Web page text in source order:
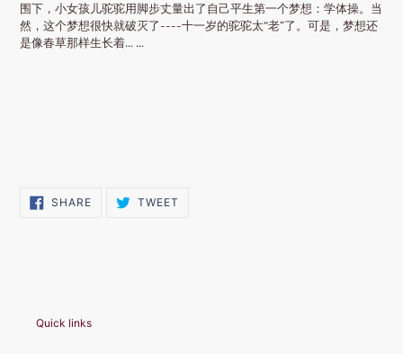
围下，小女孩儿驼驼用脚步丈量出了自己平生第一个梦想：学体操。当
然，这个梦想很快就破灭了----十一岁的驼驼太“老”了。可是，梦想还
是像春草那样生长着... ...
SHARESHARE
ON
TWEET
Quick links